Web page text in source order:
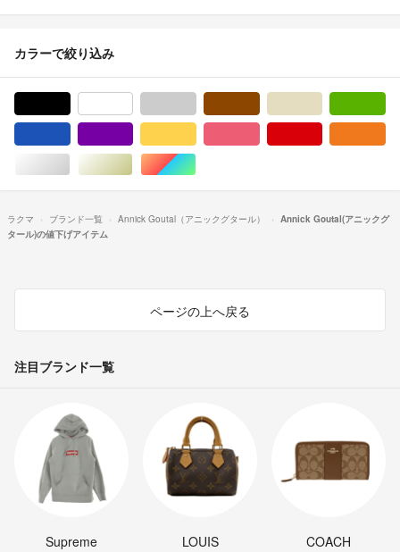
カラーで絞り込み
シルバー/銀色系ゴールド/金色系マルチカラー
ラクマ ブランド一覧 Annick Goutal（アニックグタール）
Annick Goutal(アニックグ
タール)の値下げアイテム
ページの上へ戻る
注目ブランド一覧
Supreme
LOUIS
COACH